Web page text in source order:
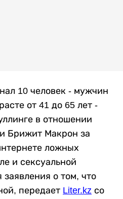
10 человек - мужчин
от 41 до 65 лет -
в отношении
Брижит Макрон за
ложных
и сексуальной
о том, что
передает Liter.kz со